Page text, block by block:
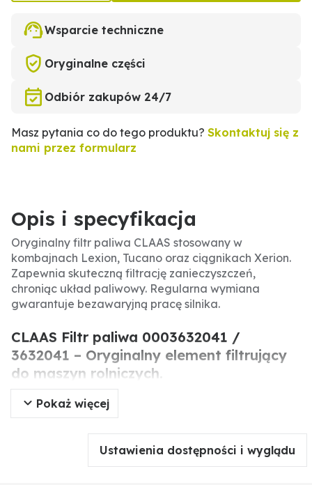
Wsparcie techniczne
Oryginalne części
Odbiór zakupów 24/7
Masz pytania co do tego produktu? Skontaktuj się z
nami przez formularz
Opis i specyfikacja
Oryginalny filtr paliwa CLAAS stosowany w
kombajnach Lexion, Tucano oraz ciągnikach Xerion.
Zapewnia skuteczną filtrację zanieczyszczeń,
chroniąc układ paliwowy. Regularna wymiana
gwarantuje bezawaryjną pracę silnika.
CLAAS Filtr paliwa 0003632041 /
3632041 – Oryginalny element filtrujący
do maszyn rolniczych.
Oryginalny filtr paliwa CLAAS to precyzyjnie
wykonany element układu paliwowego, stosowany w
kombajnach i ciągnikach. Odpowiada za
oczyszczanie paliwa z zanieczyszczeń, co zapewnia
ochronę wtryskiwaczy i pompy paliwowej. Sprawny
Pokaż więcej
Ustawienia dostępności i wyglądu